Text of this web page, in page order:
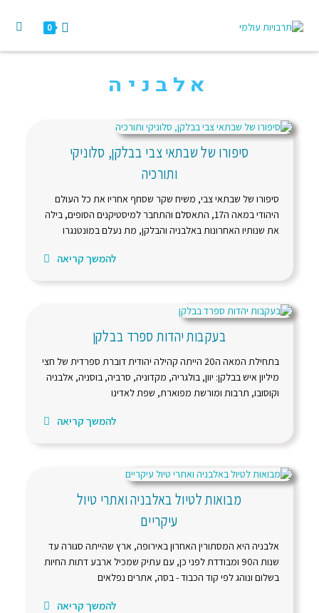
0
אלבניה
סיפורו של שבתאי צבי בבלקן, סלוניקי
ותורכיה
סיפורו של שבתאי צבי, משיח שקר שסחף אחריו את כל העולם
היהודי במאה ה17, התאסלם והתחבר למיסטיקנים הסופים, בילה
את שנותיו האחרונות באלבניה והבלקן, מת נעלם במונטנגרו
להמשך קריאה
בעקבות יהדות ספרד בבלקן
בתחילת המאה ה20 הייתה קהילה יהודית דוברת ספרדית של חצי
מיליון איש בבלקן: יוון, בולגריה, מקדוניה, סרביה, בוסניה, אלבניה
וקוסובו, תרבות ומורשת מפוארת, שפת לאדינו
להמשך קריאה
מבואות לטיול באלבניה ואתרי טיול
עיקריים
אלבניה היא המסתורין האחרון באירופה, ארץ שהייתה סגורה עד
שנות ה90 ומבודדת לפני כן, עם עתיק שמכיל ארבע דתות החיות
בשלום ונוהג לפי קוד הכבוד - בסה, אתרים נפלאים
להמשך קריאה